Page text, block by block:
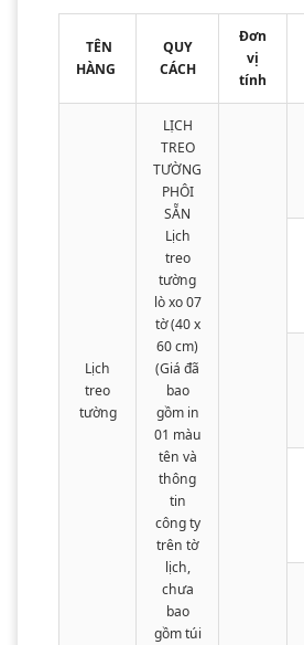
TÊN
HÀNG
QUY
CÁCH
Đơn
vị
tính
Lịch
treo
tường
LỊCH
TREO
TƯỜNG
PHÔI
SẴN
Lịch
treo
tường
lò xo 07
tờ (40 x
60 cm)
(Giá đã
bao
gồm in
01 màu
tên và
thông
tin
công ty
trên tờ
lịch,
chưa
bao
gồm túi